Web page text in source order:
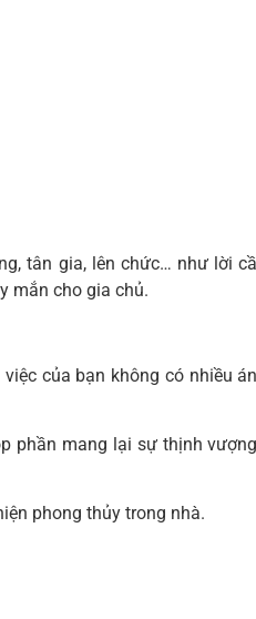
tân gia, lên chức… như lời
mắn cho gia chủ.
của bạn không có nhiều
phần mang lại sự thịnh
phong thủy trong nhà.